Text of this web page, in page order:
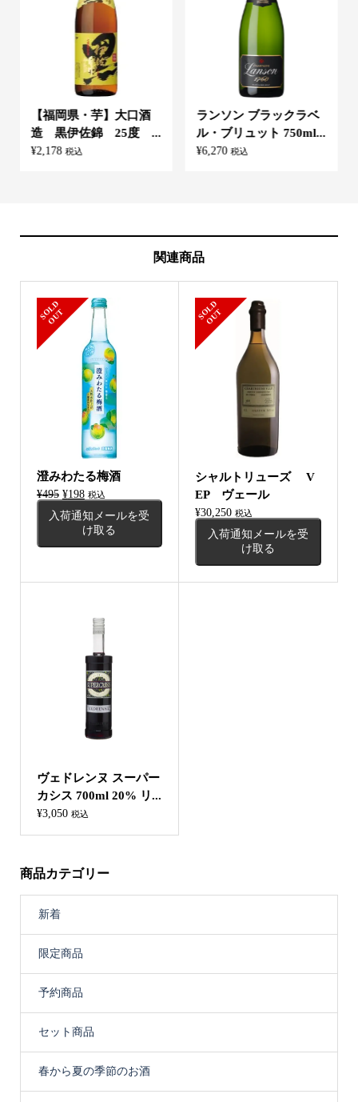
【福岡県・芋】大口酒
造 黒伊佐錦 25度 ...
¥2,178 税込
ランソン ブラックラベ
ル・ブリュット 750ml...
¥6,270 税込
関連商品
S
O
L
D
O
U
T
澄みわたる梅酒
¥495 元
の
¥198現
在
の
す。
税込
入荷通知メールを受
け取る
S
O
L
D
O
U
T
シャルトリューズ V
EP ヴェール
¥30,250 税込
入荷通知メールを受
け取る
ヴェドレンヌ スーパー
カシス 700ml 20% リ...
¥3,050 税込
商品カテゴリー
新着
限定商品
予約商品
セット商品
春から夏の季節のお酒